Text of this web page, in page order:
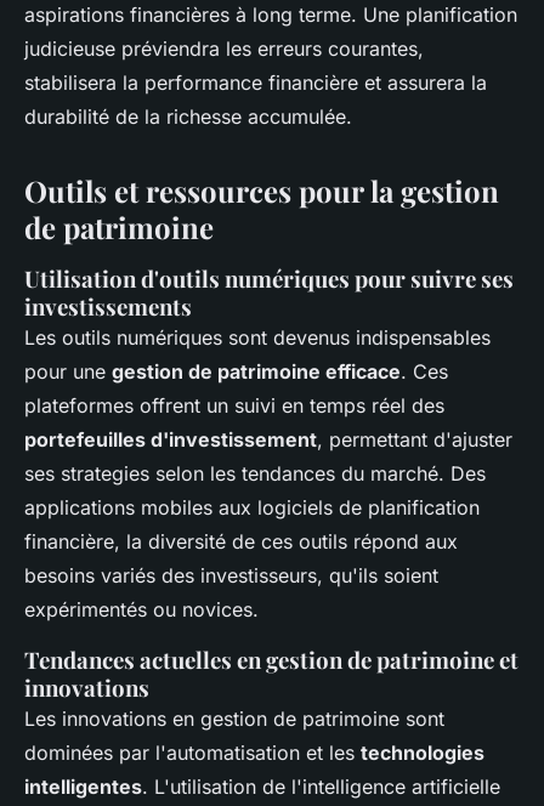
aspirations financières à long terme. Une planification
judicieuse préviendra les erreurs courantes,
stabilisera la performance financière et assurera la
durabilité de la richesse accumulée.
Outils et ressources pour la gestion
de patrimoine
Utilisation d'outils numériques pour suivre ses
investissements
Les outils numériques sont devenus indispensables
pour une gestion de patrimoine efficace. Ces
plateformes offrent un suivi en temps réel des
portefeuilles d'investissement, permettant d'ajuster
ses strategies selon les tendances du marché. Des
applications mobiles aux logiciels de planification
financière, la diversité de ces outils répond aux
besoins variés des investisseurs, qu'ils soient
expérimentés ou novices.
Tendances actuelles en gestion de patrimoine et
innovations
Les innovations en gestion de patrimoine sont
dominées par l'automatisation et les technologies
intelligentes. L'utilisation de l'intelligence artificielle